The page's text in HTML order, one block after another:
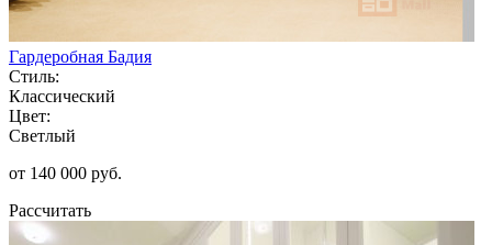
Гардеробная Бадия
Стиль:
Классический
Цвет:
Светлый
от 140 000 руб.
Рассчитать